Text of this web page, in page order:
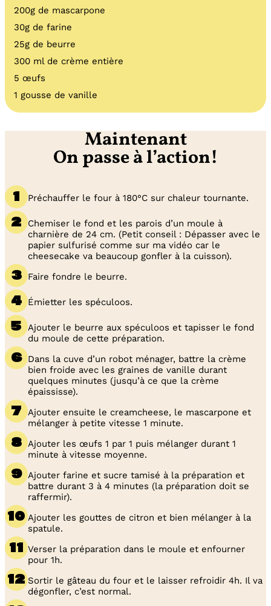
200g de mascarpone
30g de farine
25g de beurre
300 ml de crème entière
5 œufs
1 gousse de vanille
Maintenant
On passe à l’action!
Préchauffer le four à 180°C sur chaleur tournante.
Chemiser le fond et les parois d’un moule à
charnière de 24 cm. (Petit conseil : Dépasser avec le
papier sulfurisé comme sur ma vidéo car le
cheesecake va beaucoup gonfler à la cuisson).
Faire fondre le beurre.
Émietter les spéculoos.
Ajouter le beurre aux spéculoos et tapisser le fond
du moule de cette préparation.
Dans la cuve d’un robot ménager, battre la crème
bien froide avec les graines de vanille durant
quelques minutes (jusqu’à ce que la crème
épaississe).
Ajouter ensuite le creamcheese, le mascarpone et
mélanger à petite vitesse 1 minute.
Ajouter les œufs 1 par 1 puis mélanger durant 1
minute à vitesse moyenne.
Ajouter farine et sucre tamisé à la préparation et
battre durant 3 à 4 minutes (la préparation doit se
raffermir).
Ajouter les gouttes de citron et bien mélanger à la
spatule.
Verser la préparation dans le moule et enfourner
pour 1h.
Sortir le gâteau du four et le laisser refroidir 4h. Il va
dégonfler, c’est normal.